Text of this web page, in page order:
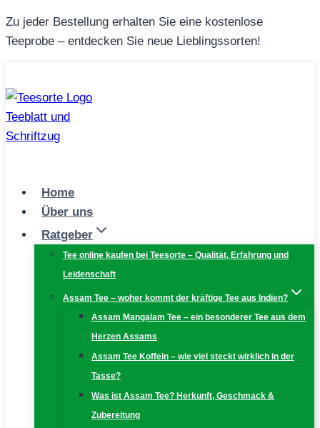
Zum
Inhalt
Zu jeder Bestellung erhalten Sie eine kostenlose
Teeprobe – entdecken Sie neue Lieblingssorten!
Home
Über uns
Ratgeber
Tee online kaufen bei Teesorte – Qualität, Erfahrung und
Leidenschaft
Assam Tee – woher kommt der kräftige Tee aus Indien?
Assam Mangalam Tee – ein besonderer Tee aus dem
Herzen Assams
Assam Tee Koffein – wie viel steckt wirklich in der
Tasse?
Was ist Assam Tee? Herkunft, Geschmack &
Zubereitung